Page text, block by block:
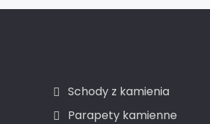
Schody z kamienia
Parapety kamienne